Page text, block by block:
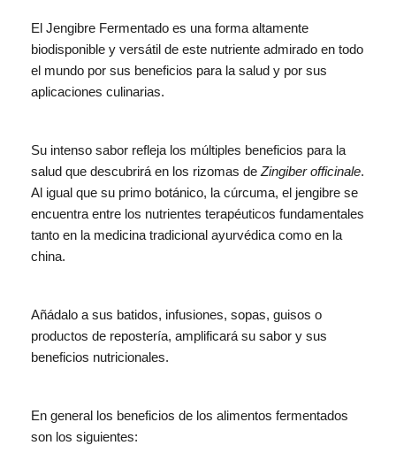
El Jengibre Fermentado es una forma altamente
biodisponible y versátil de este nutriente admirado en todo
el mundo por sus beneficios para la salud y por sus
aplicaciones culinarias.
Su intenso sabor refleja los múltiples beneficios para la
salud que descubrirá en los rizomas de Zingiber officinale.
Al igual que su primo botánico, la cúrcuma, el jengibre se
encuentra entre los nutrientes terapéuticos fundamentales
tanto en la medicina tradicional ayurvédica como en la
china.
Añádalo a sus batidos, infusiones, sopas, guisos o
productos de repostería, amplificará su sabor y sus
beneficios nutricionales.
En general los beneficios de los alimentos fermentados
son los siguientes: